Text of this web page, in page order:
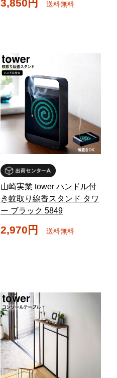
3,850円 送料無料
山崎実業 tower ハンドル付
き蚊取り線香スタンド タワ
ー ブラック 5849
2,970円 送料無料